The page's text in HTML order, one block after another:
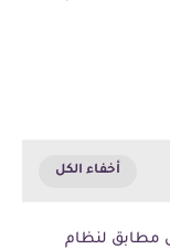
مطابق لنظام